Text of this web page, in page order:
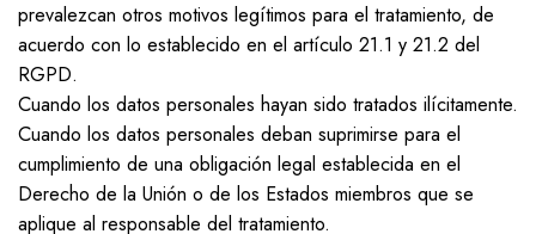
prevalezcan otros motivos legítimos para el tratamiento, de
acuerdo con lo establecido en el artículo 21.1 y 21.2 del
RGPD.
Cuando los datos personales hayan sido tratados ilícitamente.
Cuando los datos personales deban suprimirse para el
cumplimiento de una obligación legal establecida en el
Derecho de la Unión o de los Estados miembros que se
aplique al responsable del tratamiento.